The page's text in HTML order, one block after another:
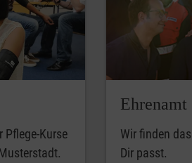
Pflege-Kurse
Ehrenamt
Wir finden
Dir passt.